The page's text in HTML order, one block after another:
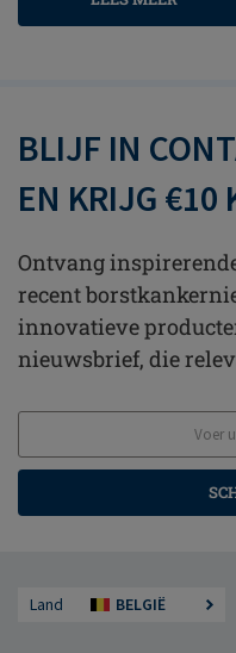
BLIJF IN
EN KRIJG €10
Ontvang
recent
innovatieve
nieuwsbrief, die
Land BELGIË